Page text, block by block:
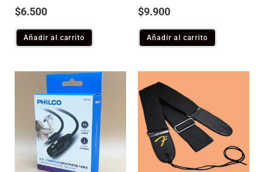
$6.500
Añadir al carrito
$9.900
Añadir al carrito